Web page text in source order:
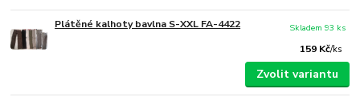
Plátěné kalhoty bavlna S-XXL FA-4422
159 Kč/ks
Skladem 93 ks
Zvolit variantu